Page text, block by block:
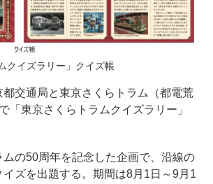
クイズラリー」クイズ帳
交通局と東京さくらトラム（都電荒
「東京さくらトラムクイズラリー」
の50周年を記念した企画で、沿線の
ズを出題する。期間は8月1日～9月1